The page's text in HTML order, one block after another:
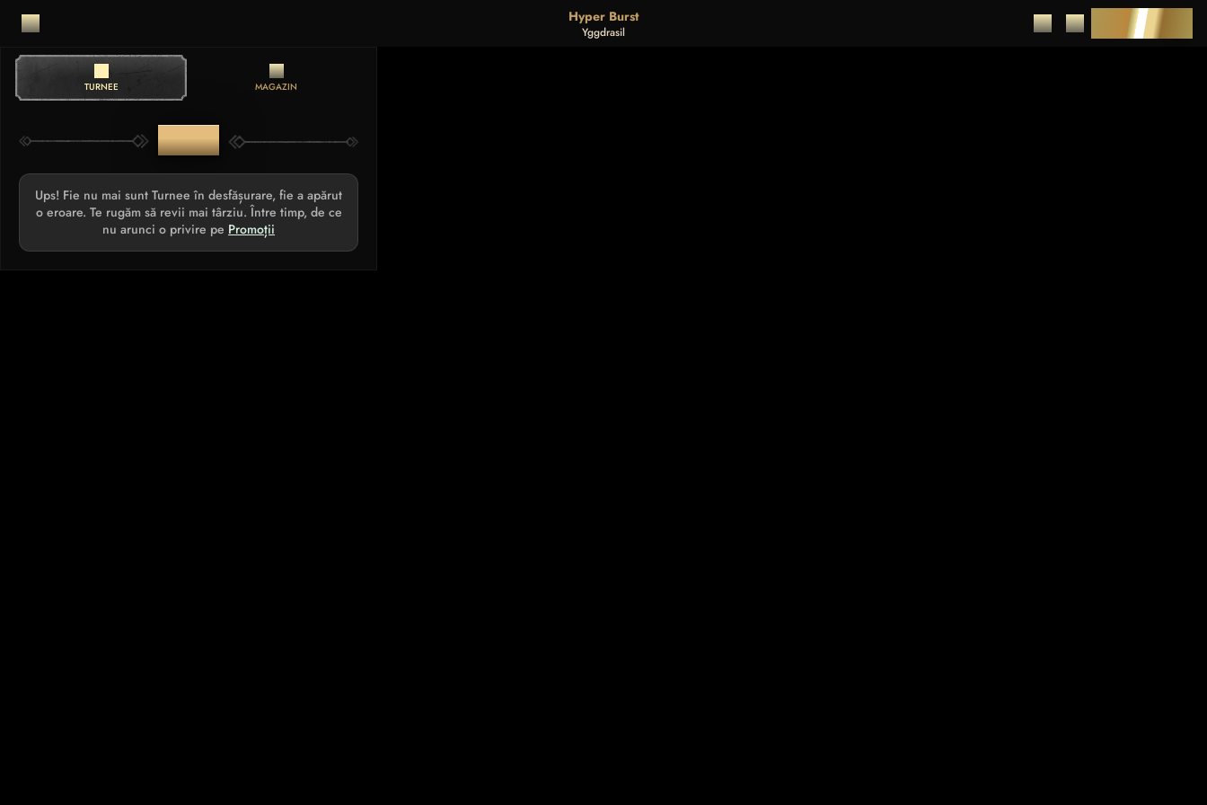
Hyper Burst
Yggdrasil DEPUNERE
TURNEE MAGAZIN
TURNEE
Ups! Fie nu mai sunt Turnee în desfășurare, fie a apărut
o eroare. Te rugăm să revii mai târziu. Între timp, de ce
nu arunci o privire pe Promoții